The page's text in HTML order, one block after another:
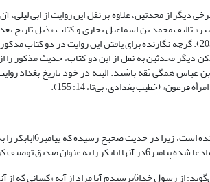
1997، 2: 364؛ مناوی، 1408، 2: 205). گرچه نگارنده برای یافتن
دیگر محدثین به نقل از این دو کتاب، حدیث مذکور
فرعون» (خطیب بغدادی، بی‌تا، 14: 155).
به عنوان صدیق توصیف کرده است.